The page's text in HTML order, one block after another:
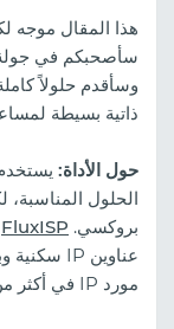
هذا المقال موجه
وسأقدم حلولاً
ذاتية بسيطة
حول الأداة:
الحلول
بروكسي. FluxISP
مورد IP في أكثر من 195 دولة ومنطقة.